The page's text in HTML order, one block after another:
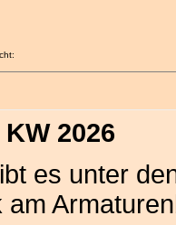
2026
es unter